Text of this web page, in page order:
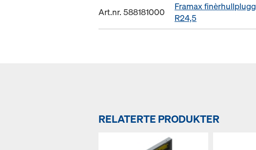
Art.nr. 588181000
Framax finèrhullplugg
R24,5
RELATERTE PRODUKTER